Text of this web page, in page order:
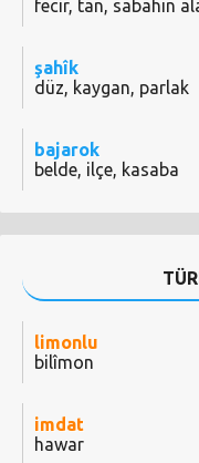
fecir, tan, sabahın
şahîk
düz, kaygan, parlak
bajarok
belde, ilçe, kasaba
limonlu
bilîmon
imdat
hawar